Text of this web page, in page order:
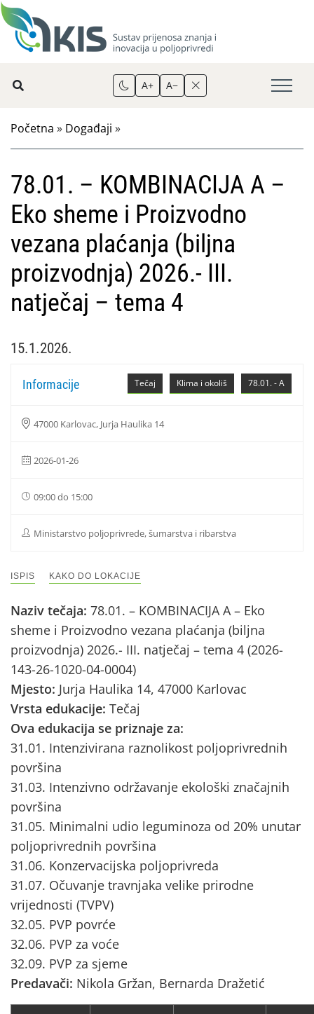
A+ A−
Početna » Događaji »
78.01. – KOMBINACIJA A –
Eko sheme i Proizvodno
vezana plaćanja (biljna
proizvodnja) 2026.- III.
natječaj – tema 4
15.1.2026.
78.01. - A
Klima i okoliš
Tečaj
Informacije
47000 Karlovac, Jurja Haulika 14
2026-01-26
09:00 do 15:00
Ministarstvo poljoprivrede, šumarstva i ribarstva
ISPIS KAKO DO LOKACIJE
Naziv tečaja: 78.01. – KOMBINACIJA A – Eko
sheme i Proizvodno vezana plaćanja (biljna
proizvodnja) 2026.- III. natječaj – tema 4 (2026-
143-26-1020-04-0004)
Mjesto: Jurja Haulika 14, 47000 Karlovac
Vrsta edukacije: Tečaj
Ova edukacija se priznaje za:
31.01. Intenzivirana raznolikost poljoprivrednih
površina
31.03. Intenzivno održavanje ekološki značajnih
površina
31.05. Minimalni udio leguminoza od 20% unutar
poljoprivrednih površina
31.06. Konzervacijska poljoprivreda
31.07. Očuvanje travnjaka velike prirodne
vrijednosti (TVPV)
32.05. PVP povrće
32.06. PVP za voće
32.09. PVP za sjeme
Predavači: Nikola Gržan, Bernarda Dražetić